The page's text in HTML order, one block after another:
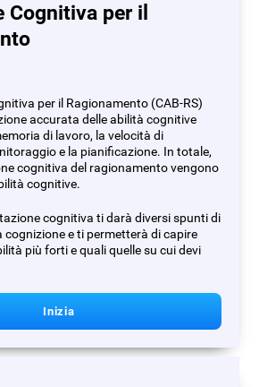
Cognitiva per il
per il Ragionamento (CAB-RS)
accurata delle abilità cognitive
di lavoro, la velocità di
e la pianificazione. In totale,
cognitiva del ragionamento vengono
cognitive.
cognitiva ti darà diversi spunti di
cognizione e ti permetterà di capire
più forti e quali quelle su cui devi
Inizia